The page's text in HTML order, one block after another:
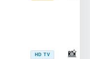
HD TV 📸